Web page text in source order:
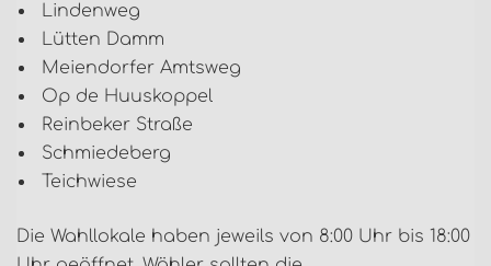
Lindenweg
Lütten Damm
Meiendorfer Amtsweg
Op de Huuskoppel
Reinbeker Straße
Schmiedeberg
Teichwiese
Die Wahllokale haben jeweils von 8:00 Uhr bis 18:00